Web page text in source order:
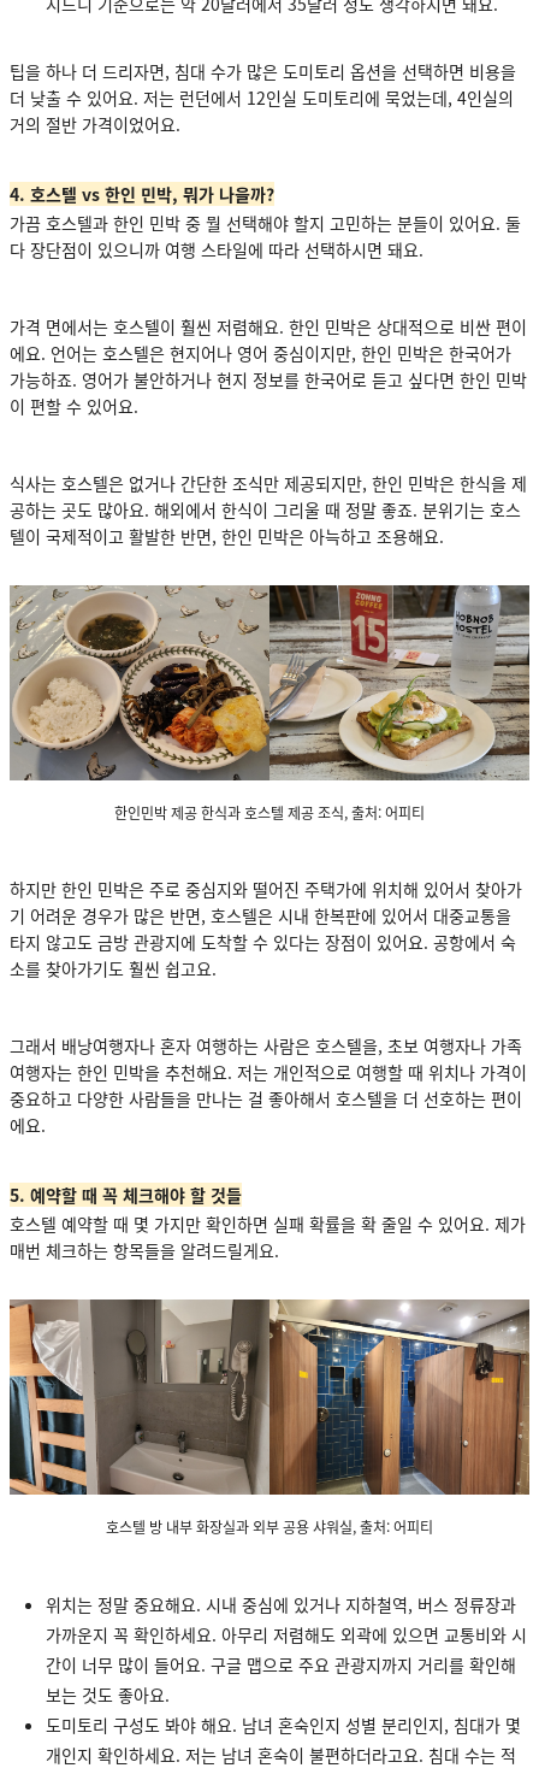
팁을 하나 더 드리자면, 침대 수가 많은 도미토리 옵션을 선택하면 비용을
더 낮출 수 있어요. 저는 런던에서 12인실 도미토리에 묵었는데, 4인실의
거의 절반 가격이었어요.
4. 호스텔 vs 한인 민박, 뭐가 나을까?
가끔 호스텔과 한인 민박 중 뭘 선택해야 할지 고민하는 분들이 있어요. 둘
다 장단점이 있으니까 여행 스타일에 따라 선택하시면 돼요.
가격 면에서는 호스텔이 훨씬 저렴해요. 한인 민박은 상대적으로 비싼 편이
에요. 언어는 호스텔은 현지어나 영어 중심이지만, 한인 민박은 한국어가
가능하죠. 영어가 불안하거나 현지 정보를 한국어로 듣고 싶다면 한인 민박
이 편할 수 있어요.
식사는 호스텔은 없거나 간단한 조식만 제공되지만, 한인 민박은 한식을 제
공하는 곳도 많아요. 해외에서 한식이 그리울 때 정말 좋죠. 분위기는 호스
텔이 국제적이고 활발한 반면, 한인 민박은 아늑하고 조용해요.
한인민박 제공 한식과 호스텔 제공 조식, 출처: 어피티
하지만 한인 민박은 주로 중심지와 떨어진 주택가에 위치해 있어서 찾아가
기 어려운 경우가 많은 반면, 호스텔은 시내 한복판에 있어서 대중교통을
타지 않고도 금방 관광지에 도착할 수 있다는 장점이 있어요. 공항에서 숙
소를 찾아가기도 훨씬 쉽고요.
그래서 배낭여행자나 혼자 여행하는 사람은 호스텔을, 초보 여행자나 가족
여행자는 한인 민박을 추천해요. 저는 개인적으로 여행할 때 위치나 가격이
중요하고 다양한 사람들을 만나는 걸 좋아해서 호스텔을 더 선호하는 편이
에요.
5. 예약할 때 꼭 체크해야 할 것들
호스텔 예약할 때 몇 가지만 확인하면 실패 확률을 확 줄일 수 있어요. 제가
매번 체크하는 항목들을 알려드릴게요.
호스텔 방 내부 화장실과 외부 공용 샤워실, 출처: 어피티
위치는 정말 중요해요. 시내 중심에 있거나 지하철역, 버스 정류장과
가까운지 꼭 확인하세요. 아무리 저렴해도 외곽에 있으면 교통비와 시
간이 너무 많이 들어요. 구글 맵으로 주요 관광지까지 거리를 확인해
보는 것도 좋아요.
도미토리 구성도 봐야 해요. 남녀 혼숙인지 성별 분리인지, 침대가 몇
개인지 확인하세요. 저는 남녀 혼숙이 불편하더라고요. 침대 수는 적